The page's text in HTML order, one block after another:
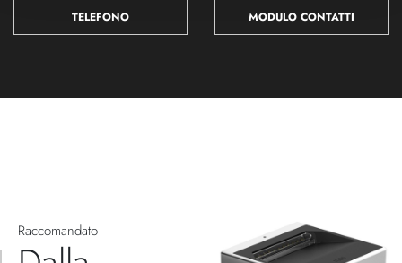
TELEFONO MODULO CONTATTI
Raccomandato